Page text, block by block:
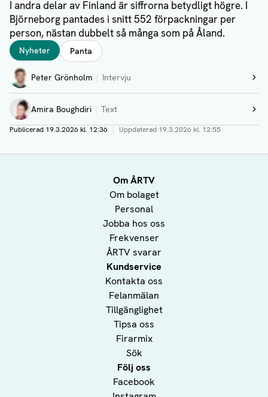
I andra delar av Finland är siffrorna betydligt högre. I
Björneborg pantades i snitt 552 förpackningar per
person, nästan dubbelt så många som på Åland.
Taggar
Nyheter Panta
Författare
Peter Grönholm Intervju
Visa profil
Amira Boughdiri Text
Visa profil
Publicerad 19.3.2026 kl. 12:36 | Uppdaterad 19.3.2026 kl. 12:55
Om ÅRTV
Om bolaget
Personal
Jobba hos oss
Frekvenser
ÅRTV svarar
Kundservice
Kontakta oss
Felanmälan
Tillgänglighet
Tipsa oss
Firarmix
Sök
Följ oss
Facebook